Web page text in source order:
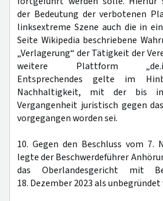
der Bedeutung der verbotenen
linksextreme Szene auch die in
Seite Wikipedia beschriebene
„Verlagerung“ der Tätigkeit der
weitere Plattform
Entsprechendes gelte im
Nachhaltigkeit, mit der bis
Vergangenheit juristisch gegen
vorgegangen worden sei.
10. Gegen den Beschluss vom 7.
legte der Beschwerdeführer
das Oberlandesgericht mit
18. Dezember 2023 als unbegründet